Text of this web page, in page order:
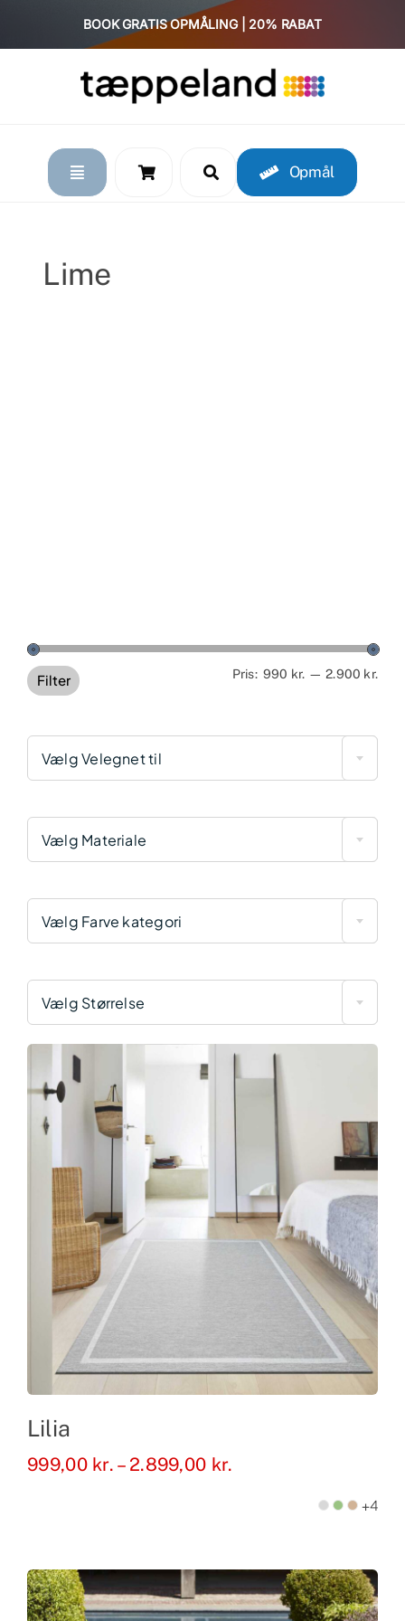
content
BOOK GRATIS OPMÅLING | 20% RABAT
Opmål
Lime
Filter Pris: 990 kr. —2.900 kr.
Vælg Velegnet til
Vælg Materiale
Vælg Farve kategori
Vælg Størrelse
Lilia
999,00 kr. – 2.899,00 kr.
+4